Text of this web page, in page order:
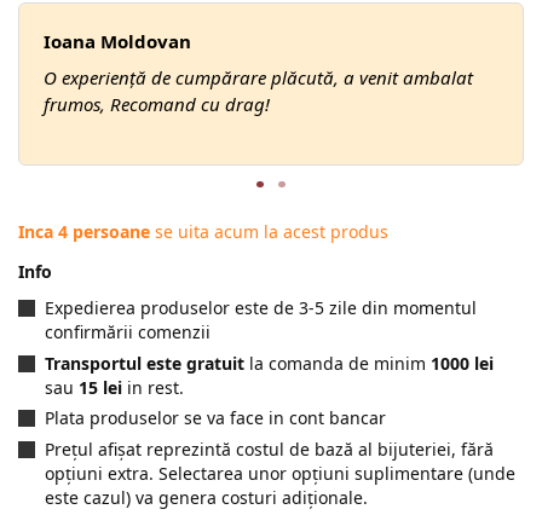
Ioana Moldovan
O experiență de cumpărare plăcută, a venit ambalat
frumos, Recomand cu drag!
Inca 4 persoane se uita acum la acest produs
Info
Expedierea produselor este de 3-5 zile din momentul
confirmării comenzii
Transportul este gratuit la comanda de minim 1000 lei
sau 15 lei in rest.
Plata produselor se va face in cont bancar
Prețul afișat reprezintă costul de bază al bijuteriei, fără
opțiuni extra. Selectarea unor opțiuni suplimentare (unde
este cazul) va genera costuri adiționale.